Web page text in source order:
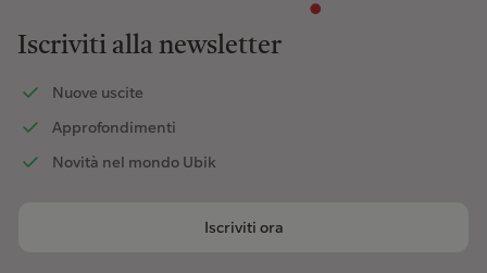
Iscriviti alla newsletter
Nuove uscite
Approfondimenti
Novità nel mondo Ubik
Iscriviti ora